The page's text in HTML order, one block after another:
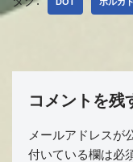
コメントを残
メールアドレスが
付いている欄は必